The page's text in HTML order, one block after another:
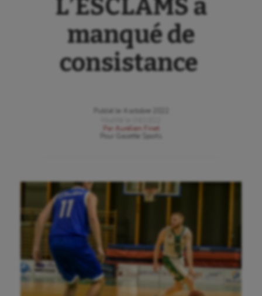
L’ESCLAMS a
manqué de
consistance
Publié le
4 octobre 2022
Par
Aurélien Finet
Gazette Sports